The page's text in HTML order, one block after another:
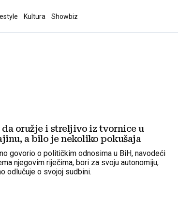
Kultura Showbiz
oružje i streljivo iz tvornice u
a bilo je nekoliko pokušaja
govorio o političkim odnosima u BiH, navodeći
njegovim riječima, bori za svoju autonomiju,
odlučuje o svojoj sudbini.